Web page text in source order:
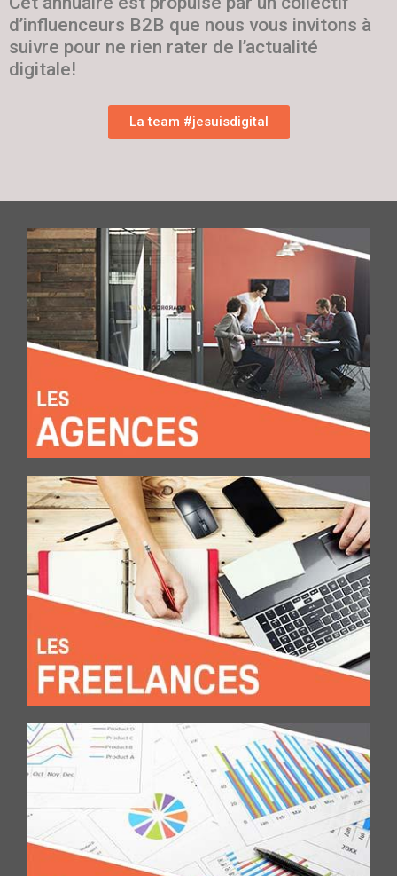
d’influenceurs B2B que nous vous invitons à
suivre pour ne rien rater de l’actualité
digitale!
La team #jesuisdigital